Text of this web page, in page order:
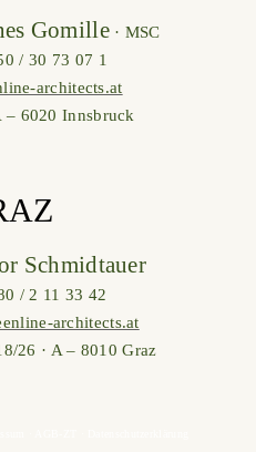
Gomille· MSC
/ 30 73 07 1
architects.at
– 6020 Innsbruck
Schmidtauer
/ 2 11 33 42
architects.at
26 · A – 8010 Graz